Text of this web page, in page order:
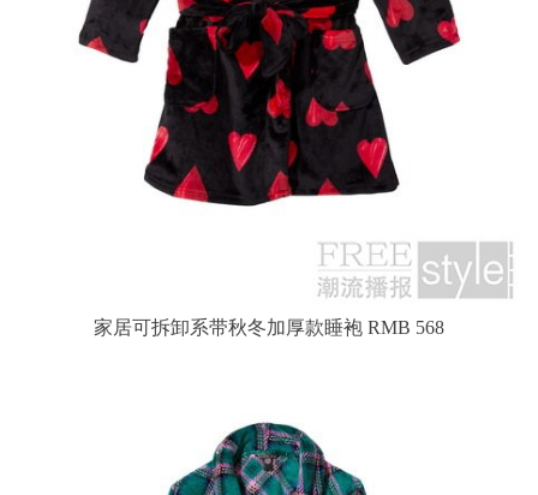
家居可拆卸系带秋冬加厚款睡袍 RMB 568